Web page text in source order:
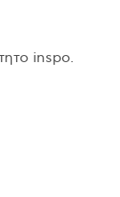
inspo.